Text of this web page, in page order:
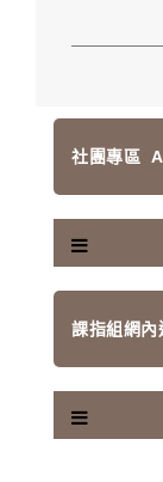
社團專區
課指組網內